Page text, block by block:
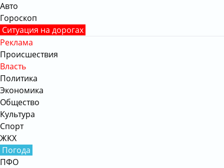
Авто
Гороскоп
Ситуация на дорогах
Реклама
Происшествия
Власть
Политика
Экономика
Общество
Культура
Спорт
ЖКХ
Погода
ПФО